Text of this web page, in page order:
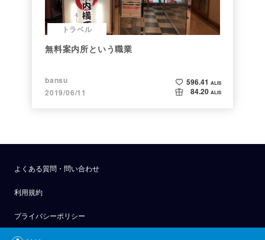
トラベル
無料案内所という職業
bansu
2019/06/11
596.41 ALIS
84.20 ALIS
よくある質問・問い合わせ
利用規約
プライバシーポリシー